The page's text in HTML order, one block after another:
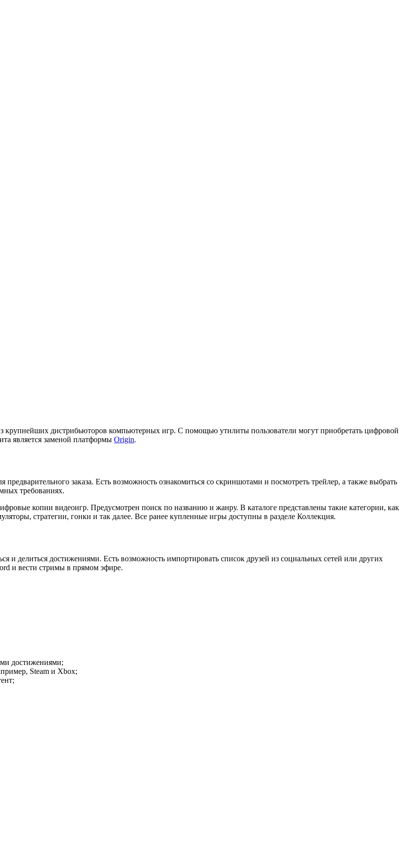
крупнейших дистрибьюторов компьютерных игр. С помощью утилиты пользователи могут приобретать цифровой
является заменой платформы Origin.
заказа. Есть возможность ознакомиться со скриншотами и посмотреть трейлер, а также выбрать
требованиях.
копии видеоигр. Предусмотрен поиск по названию и жанру. В каталоге представлены такие категории, как
стратегии, гонки и так далее. Все ранее купленные игры доступны в разделе Коллекция.
и делиться достижениями. Есть возможность импортировать список друзей из социальных сетей или других
и вести стримы в прямом эфире.
достижениями;
Steam и Xbox;